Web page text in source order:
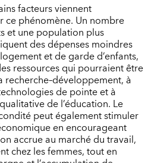
facteurs viennent
ce phénomène. Un nombre
et une population plus
des dépenses moindres
et de garde d’enfants,
ressources qui pourraient être
recherche–développement, à
de pointe et à
de l’éducation. Le
peut également stimuler
en encourageant
accrue au marché du travail,
chez les femmes, tout en